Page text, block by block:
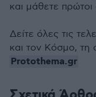
και μάθετε πρώτοι
Δείτε όλες τις
και τον Κόσμο, τη
Protothema.gr